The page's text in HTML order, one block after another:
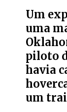
Um
uma
piloto
havia
um